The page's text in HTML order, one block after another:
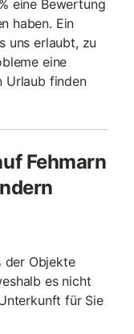
eine Bewertung
haben. Ein
uns erlaubt, zu
eine
Urlaub finden
Fehmarn
der Objekte
es nicht
für Sie